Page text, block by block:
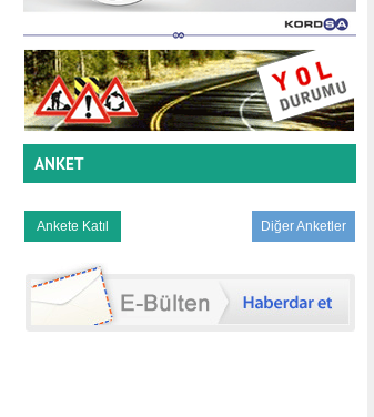
ANKET
Diğer Anketler